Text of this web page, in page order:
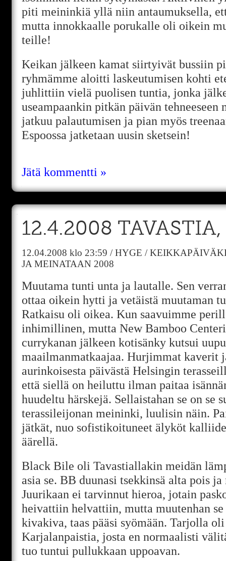
piti meininkiä yllä niin antaumuksella,
mutta innokkaalle porukalle oli oikein
teille!
Keikan jälkeen kamat siirtyivät bussiin
ryhmämme aloitti laskeutumisen kohti
juhlittiin vielä puolisen tuntia, jonka
useampaankin pitkän päivän tehneeseen
jatkuu palautumisen ja pian myös
Espoossa jatketaan uusin sketsein!
Jätä kommentti »
12.4.2008
12.04.2008 klo 23:59 /HYGE /
JA MEINATAAN 2008
Muutama tunti unta ja lautalle. Sen
ottaa oikein hytti ja vetäistä muutaman
Ratkaisu oli oikea. Kun saavuimme
inhimillinen, mutta New Bamboo
currykanan jälkeen kotisänky kutsui
maailmanmatkaajaa. Hurjimmat kaverit
aurinkoisesta päivästä Helsingin
että siellä on heiluttu ilman paitaa
huudeltu härskejä. Sellaistahan se on se
terassileijonan meininki, luulisin näin.
jätkät, nuo sofistikoituneet älyköt
äärellä.
Black Bile oli Tavastiallakin meidän
asia se. BB duunasi tsekkinsä alta pois
Juurikaan ei tarvinnut hieroa, jotain
heivattiin helvattiin, mutta muutenhan
kivakiva, taas pääsi syömään. Tarjolla
Karjalanpaistia, josta en normaalisti
tuo tuntui pullukkaan uppoavan.